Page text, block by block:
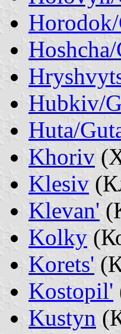
Hubkiv/
Huta/
Khoriv
Klesiv
Klevan'
Kolky
Korets'
Kostopil'
Kustyn